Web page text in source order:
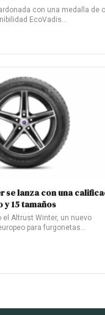
con una medalla de
EcoVadis…
se lanza con una
y 15 tamaños
Altrust Winter, un nuevo
para furgonetas…